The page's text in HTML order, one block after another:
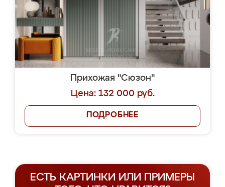
Прихожая "Сюзон"
Цена: 132 000 руб.
ПОДРОБНЕЕ
ЕСТЬ КАРТИНКИ ИЛИ ПРИМЕРЫ